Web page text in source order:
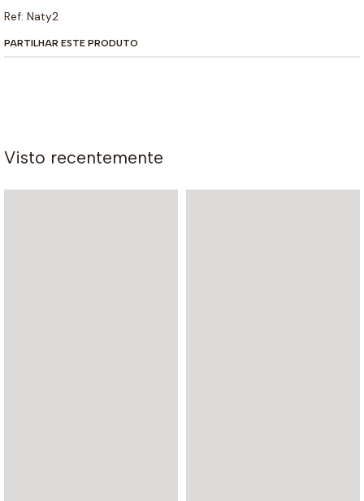
Ref: Naty2
PARTILHAR ESTE PRODUTO
Visto recentemente